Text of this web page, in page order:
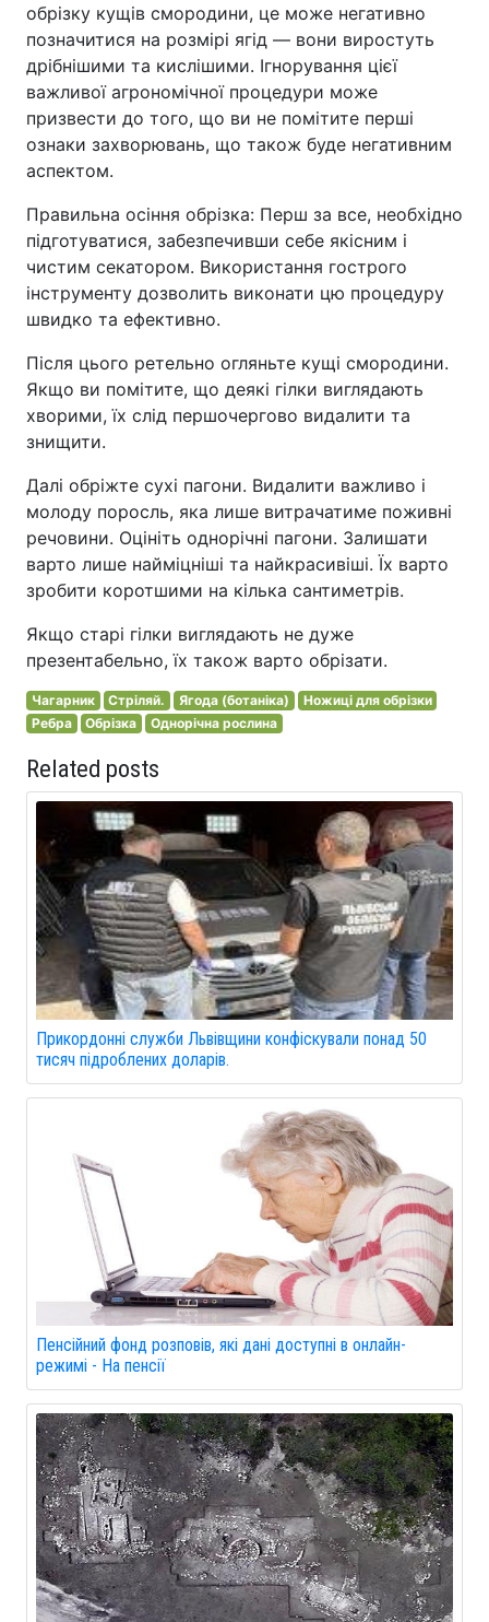
обрізку кущів смородини, це може негативно
позначитися на розмірі ягід — вони виростуть
дрібнішими та кислішими. Ігнорування цієї
важливої агрономічної процедури може
призвести до того, що ви не помітите перші
ознаки захворювань, що також буде негативним
аспектом.
Правильна осіння обрізка: Перш за все, необхідно
підготуватися, забезпечивши себе якісним і
чистим секатором. Використання гострого
інструменту дозволить виконати цю процедуру
швидко та ефективно.
Після цього ретельно огляньте кущі смородини.
Якщо ви помітите, що деякі гілки виглядають
хворими, їх слід першочергово видалити та
знищити.
Далі обріжте сухі пагони. Видалити важливо і
молоду поросль, яка лише витрачатиме поживні
речовини. Оцініть однорічні пагони. Залишати
варто лише найміцніші та найкрасивіші. Їх варто
зробити коротшими на кілька сантиметрів.
Якщо старі гілки виглядають не дуже
презентабельно, їх також варто обрізати.
Чагарник Стріляй. Ягода (ботаніка)
Ножиці для обрізки
Ребра
Обрізка Однорічна рослина
Related posts
Прикордонні служби Львівщини конфіскували понад 50
тисяч підроблених доларів.
Пенсійний фонд розповів, які дані доступні в онлайн-
режимі - На пенсії